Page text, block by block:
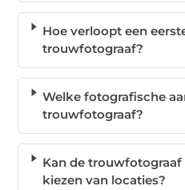
Hoe verloopt een
trouwfotograaf?
Welke fotografische
trouwfotograaf?
Kan de
kiezen van locaties?